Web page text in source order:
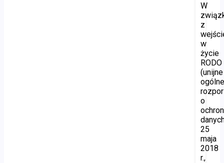
W
z
w
życie
RODO
(unijne
o
25
maja
2018
r.,